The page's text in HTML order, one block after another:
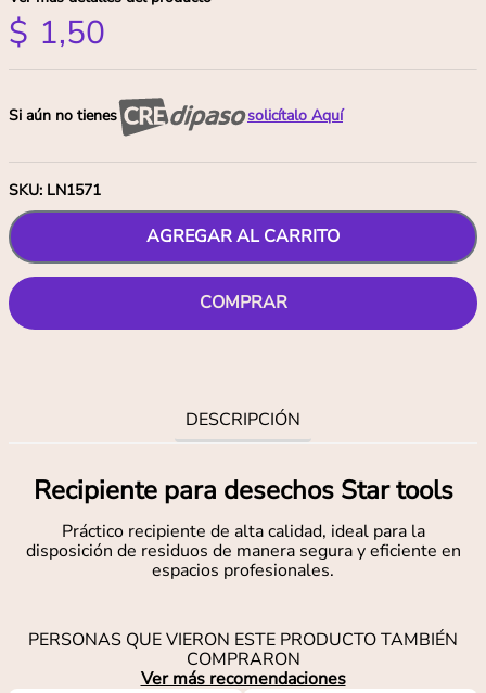
$ 1,50
Si aún no tienes solicítalo Aquí
SKU: LN1571
AGREGAR AL CARRITO
COMPRAR
DESCRIPCIÓN
Recipiente para desechos Star tools
Práctico recipiente de alta calidad, ideal para la
disposición de residuos de manera segura y eficiente en
espacios profesionales.
PERSONAS QUE VIERON ESTE PRODUCTO TAMBIÉN
COMPRARON
Ver más recomendaciones